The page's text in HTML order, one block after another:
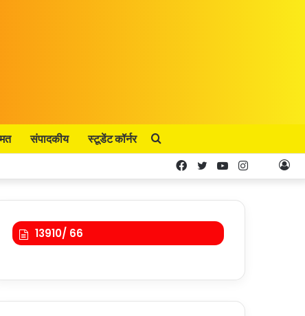
संपादकीय स्टूडेंट कॉर्नर
for Instagram
YouTube
Twitter
Facebook
13910/ 66